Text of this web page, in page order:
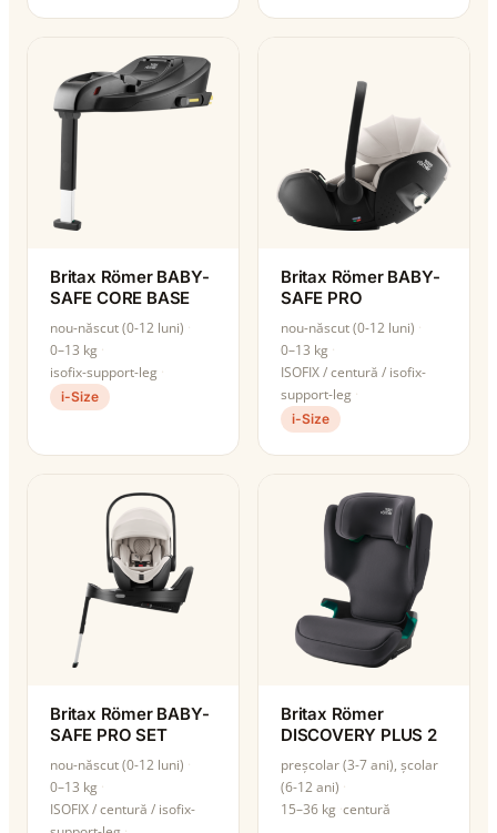
Britax Römer BABY-
SAFE CORE BASE
nou-născut (0-12 luni)
0–13 kg
isofix-support-leg
i-Size
Britax Römer BABY-
SAFE PRO
nou-născut (0-12 luni)
0–13 kg
ISOFIX / centură / isofix-
support-leg
i-Size
Britax Römer BABY-
SAFE PRO SET
nou-născut (0-12 luni)
0–13 kg
ISOFIX / centură / isofix-
Britax Römer
DISCOVERY PLUS 2
preșcolar (3-7 ani), școlar
(6-12 ani)
15–36 kg centură